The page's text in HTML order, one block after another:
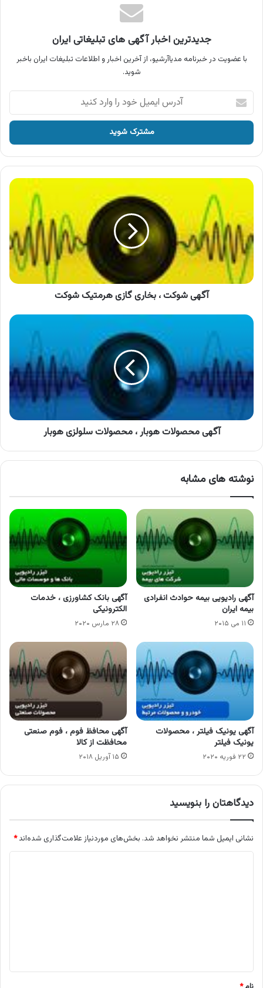
جدیدترین اخبار آگهی های تبلیغاتی ایران
با عضویت در خبرنامه مدیاآرشیو، از آخرین اخبار و اطلاعات تبلیغات ایران باخبر
شوید.
آدرس
ایمیل
خود
وارد
کنید
آگهی
بخاری
گازی
هرمتیک
شوکت
آگهی شوکت ، بخاری گازی هرمتیک شوکت
آگهی
،
محصولات
سلولزی
هوبار
آگهی محصولات هوبار ، محصولات سلولزی هوبار
نوشته های مشابه
آگهی رادیویی بیمه حوادث انفرادی
بیمه ایران
۱۱ می ۲۰۱۵
آگهی بانک کشاورزی ، خدمات
الکترونیکی
۲۸ مارس ۲۰۲۰
آگهی یونیک فیلتر ، محصولات
یونیک فیلتر
۲۲ فوریه ۲۰۲۰
آگهی محافظ فوم ، فوم صنعتی
محافظت از کالا
۱۵ آوریل ۲۰۱۸
دیدگاهتان را بنویسید
نشانی ایمیل شما منتشر نخواهد شد. بخش‌های موردنیاز علامت‌گذاری شده‌اند*